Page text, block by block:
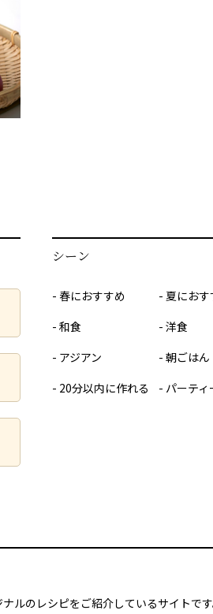
シーン
春におすすめ
夏にお
和食
洋食
アジアン
朝ごはん
20分以内に作れる
パーティ
ルのレシピをご紹介しているサイトで